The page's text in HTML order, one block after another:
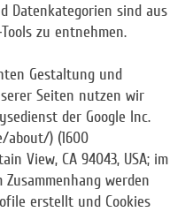
Datenkategorien sind aus
zu entnehmen.
Gestaltung und
Seiten nutzen wir
der Google Inc.
about/) (1600
View, CA 94043, USA; im
Zusammenhang werden
erstellt und Cookies